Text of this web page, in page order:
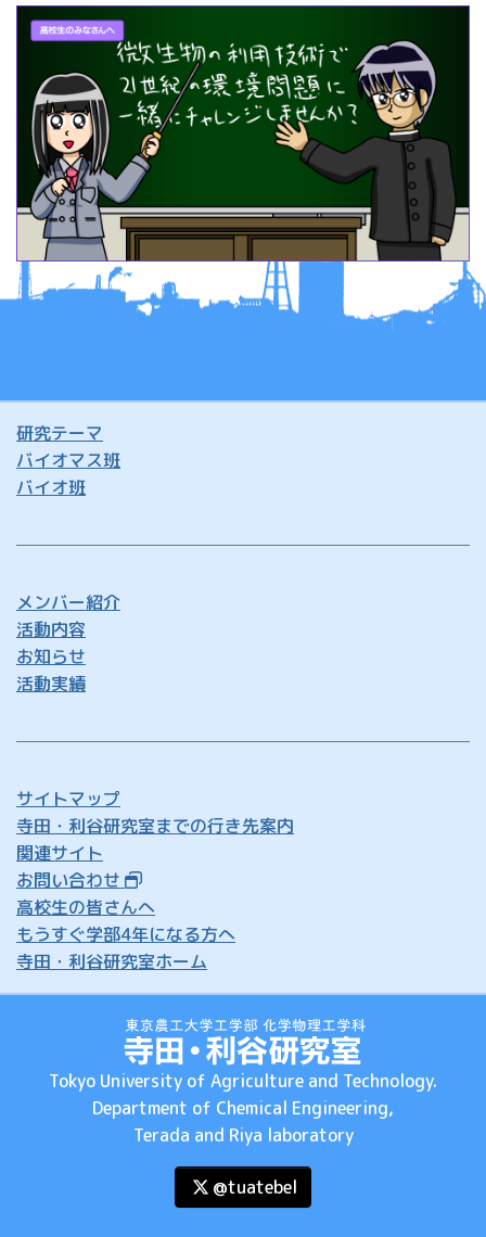
研究テーマ
バイオマス班
バイオ班
メンバー紹介
活動内容
お知らせ
活動実績
サイトマップ
寺田・利谷研究室までの行き先案内
関連サイト
お問い合わせ
高校生の皆さんへ
もうすぐ学部4年になる方へ
寺田・利谷研究室ホーム
Tokyo University of Agriculture and Technology.
Department of Chemical Engineering,
Terada and Riya laboratory
@tuatebel